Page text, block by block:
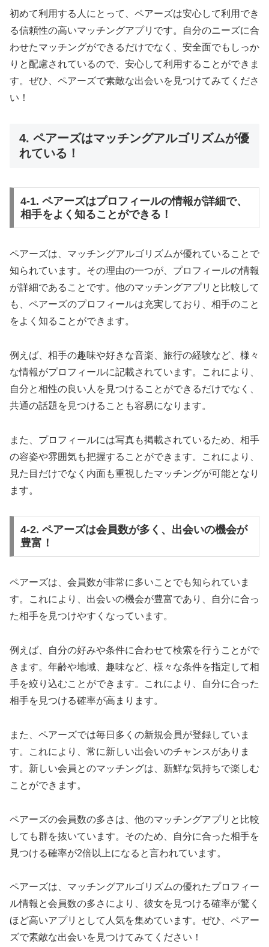
初めて利用する人にとって、ペアーズは安心して利用でき
る信頼性の高いマッチングアプリです。自分のニーズに合
わせたマッチングができるだけでなく、安全面でもしっか
りと配慮されているので、安心して利用することができま
す。ぜひ、ペアーズで素敵な出会いを見つけてみてくださ
い！
4. ペアーズはマッチングアルゴリズムが優
れている！
4-1. ペアーズはプロフィールの情報が詳細で、
相手をよく知ることができる！
ペアーズは、マッチングアルゴリズムが優れていることで
知られています。その理由の一つが、プロフィールの情報
が詳細であることです。他のマッチングアプリと比較して
も、ペアーズのプロフィールは充実しており、相手のこと
をよく知ることができます。
例えば、相手の趣味や好きな音楽、旅行の経験など、様々
な情報がプロフィールに記載されています。これにより、
自分と相性の良い人を見つけることができるだけでなく、
共通の話題を見つけることも容易になります。
また、プロフィールには写真も掲載されているため、相手
の容姿や雰囲気も把握することができます。これにより、
見た目だけでなく内面も重視したマッチングが可能となり
ます。
4-2. ペアーズは会員数が多く、出会いの機会が
豊富！
ペアーズは、会員数が非常に多いことでも知られていま
す。これにより、出会いの機会が豊富であり、自分に合っ
た相手を見つけやすくなっています。
例えば、自分の好みや条件に合わせて検索を行うことがで
きます。年齢や地域、趣味など、様々な条件を指定して相
手を絞り込むことができます。これにより、自分に合った
相手を見つける確率が高まります。
また、ペアーズでは毎日多くの新規会員が登録していま
す。これにより、常に新しい出会いのチャンスがありま
す。新しい会員とのマッチングは、新鮮な気持ちで楽しむ
ことができます。
ペアーズの会員数の多さは、他のマッチングアプリと比較
しても群を抜いています。そのため、自分に合った相手を
見つける確率が2倍以上になると言われています。
ペアーズは、マッチングアルゴリズムの優れたプロフィー
ル情報と会員数の多さにより、彼女を見つける確率が驚く
ほど高いアプリとして人気を集めています。ぜひ、ペアー
ズで素敵な出会いを見つけてみてください！